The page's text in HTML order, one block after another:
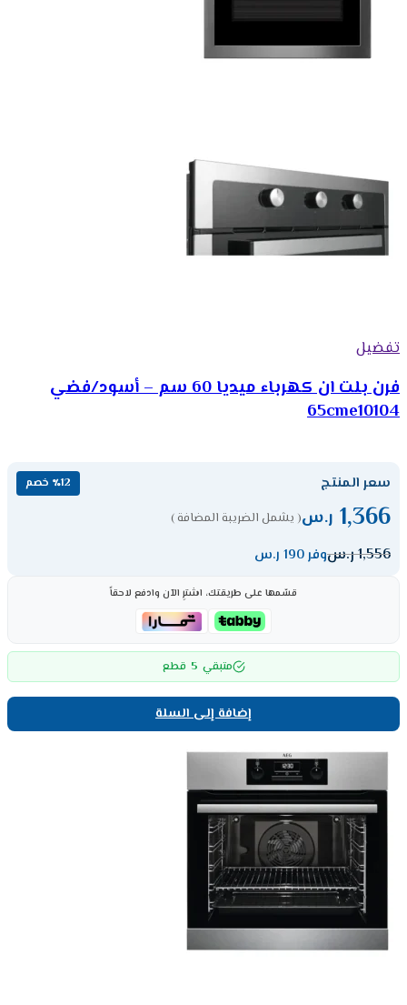
تفضيل
فرن بلت ان كهرباء ميديا 60 سم – أسود/فضي
65cme10104
سعر المنتج ٪12 خصم
1,366 ر.س( يشمل الضريبة المضافة )
1,556ر.سوفر 190 ر.س
قسّمها على طريقتك، اشترِ الآن وادفع لاحقاً
متبقي 5 قطع
إضافة إلى السلة